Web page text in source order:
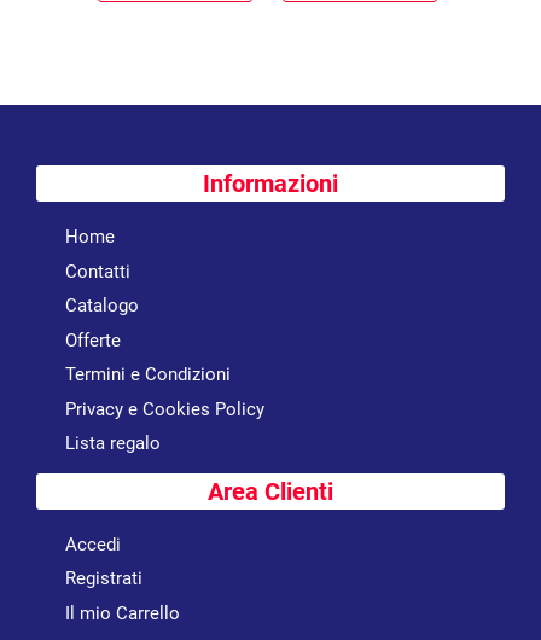
Informazioni
Home
Contatti
Catalogo
Offerte
Termini e Condizioni
Privacy e Cookies Policy
Lista regalo
Area Clienti
Accedi
Registrati
Il mio Carrello